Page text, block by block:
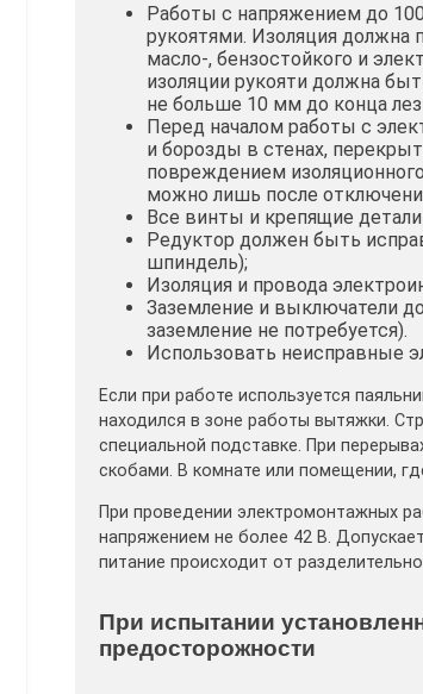
Работы с напряжением до
рукоятями. Изоляция должна
масло-, бензостойкого и
изоляции рукояти должна
не больше 10 мм до конца
Перед началом работы с
и борозды в стенах,
повреждением
можно лишь после
Все винты и крепящие
Редуктор должен быть
шпиндель);
Изоляция и провода
Заземление и выключатели
заземление не потребуется).
Использовать неисправные
Если при работе используется
находился в зоне работы вытяжки.
специальной подставке. При
скобами. В комнате или помещении,
При проведении электромонтажных
напряжением не более 42 В.
питание происходит от
При испытании
предосторожности